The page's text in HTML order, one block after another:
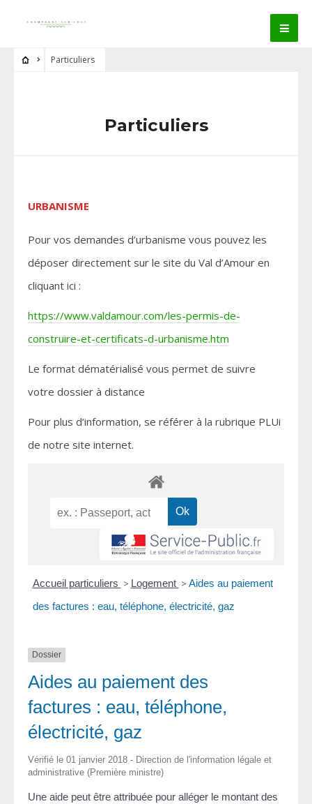
Particuliers
Particuliers
URBANISME
Pour vos demandes d’urbanisme vous pouvez les
déposer directement sur le site du Val d’Amour en
cliquant ici :
https://www.valdamour.com/les-permis-de-
construire-et-certificats-d-urbanisme.htm
Le format dématérialisé vous permet de suivre
votre dossier à distance
Pour plus d’information, se référer à la rubrique PLUi
de notre site internet.
Accueil particuliers > Logement > Aides au paiement
des factures : eau, téléphone, électricité, gaz
Dossier
Aides au paiement des
factures : eau, téléphone,
électricité, gaz
Vérifié le 01 janvier 2018 - Direction de l'information légale et
administrative (Première ministre)
Une aide peut être attribuée pour alléger le montant des